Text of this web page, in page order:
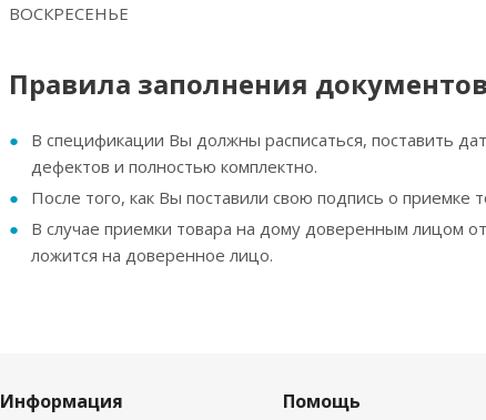
ВОСКРЕСЕНЬЕ
Правила заполнения
В спецификации Вы должны расписаться, поставить
дефектов и полностью комплектно.
После того, как Вы поставили свою подпись о
В случае приемки товара на дому доверенным лицом
ложится на доверенное лицо.
Информация Помощь